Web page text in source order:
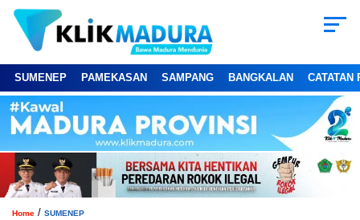
SUMENEP PAMEKASAN SAMPANG BANGKALAN CATATAN
Home / SUMENEP